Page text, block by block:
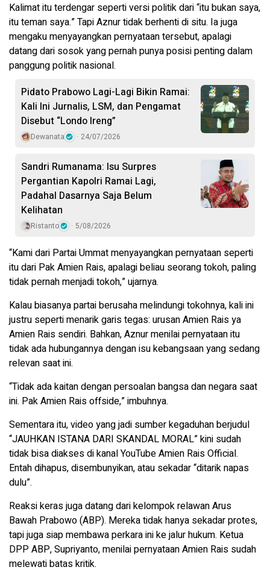
Kalimat itu terdengar seperti versi politik dari “itu bukan saya,
itu teman saya.” Tapi Aznur tidak berhenti di situ. Ia juga
mengaku menyayangkan pernyataan tersebut, apalagi
datang dari sosok yang pernah punya posisi penting dalam
panggung politik nasional.
Pidato Prabowo Lagi-Lagi Bikin Ramai:
Kali Ini Jurnalis, LSM, dan Pengamat
Disebut “Londo Ireng”
Dewanata 24/07/2026
Sandri Rumanama: Isu Surpres
Pergantian Kapolri Ramai Lagi,
Padahal Dasarnya Saja Belum
Kelihatan
Ristanto 5/08/2026
“Kami dari Partai Ummat menyayangkan pernyataan seperti
itu dari Pak Amien Rais, apalagi beliau seorang tokoh, paling
tidak pernah menjadi tokoh,” ujarnya.
Kalau biasanya partai berusaha melindungi tokohnya, kali ini
justru seperti menarik garis tegas: urusan Amien Rais ya
Amien Rais sendiri. Bahkan, Aznur menilai pernyataan itu
tidak ada hubungannya dengan isu kebangsaan yang sedang
relevan saat ini.
“Tidak ada kaitan dengan persoalan bangsa dan negara saat
ini. Pak Amien Rais offside,” imbuhnya.
Sementara itu, video yang jadi sumber kegaduhan berjudul
“JAUHKAN ISTANA DARI SKANDAL MORAL” kini sudah
tidak bisa diakses di kanal YouTube Amien Rais Official.
Entah dihapus, disembunyikan, atau sekadar “ditarik napas
dulu”.
Reaksi keras juga datang dari kelompok relawan Arus
Bawah Prabowo (ABP). Mereka tidak hanya sekadar protes,
tapi juga siap membawa perkara ini ke jalur hukum. Ketua
DPP ABP, Supriyanto, menilai pernyataan Amien Rais sudah
melewati batas kritik.